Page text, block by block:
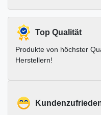
Top Qualität
Produkte von höchster
Herstellern!